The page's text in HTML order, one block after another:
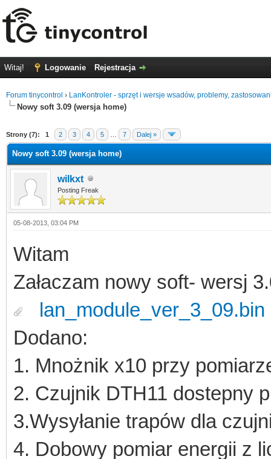
Witaj! Logowanie Rejestracja
Forum tinycontrol › LanKontroler - sprzęt i wersje wsadów, problemy,
Nowy soft 3.09 (wersja home)
Strony (7): 1 2 3 4 5 7 Dalej »
Nowy soft 3.09 (wersja home)
wilkxt
Posting Freak
05-08-2013, 03:04 PM
Witam
Załaczam nowy soft- wersj
lan_module_ver_3_09.bin
Dodano:
1. Mnożnik x10 przy
2. Czujnik DTH11 dostepny
3.Wysyłanie trapów dla
4. Dobowy pomiar energii z